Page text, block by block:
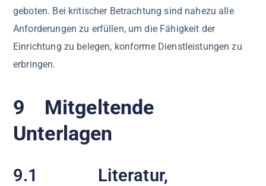
geboten. Bei kritischer Betrachtung sind nahezu alle
Anforderungen zu erfüllen, um die Fähigkeit der
Einrichtung zu belegen, konforme Dienstleistungen zu
erbringen.
9 Mitgeltende
Unterlagen
9.1 Literatur,